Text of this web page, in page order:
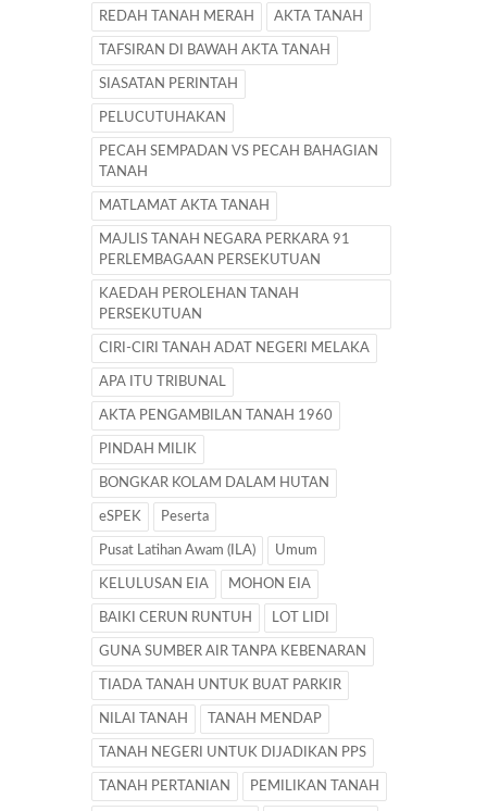
REDAH TANAH MERAH AKTA TANAH
TAFSIRAN DI BAWAH AKTA TANAH
SIASATAN PERINTAH
PELUCUTUHAKAN
PECAH SEMPADAN VS PECAH BAHAGIAN
TANAH
MATLAMAT AKTA TANAH
MAJLIS TANAH NEGARA PERKARA 91
PERLEMBAGAAN PERSEKUTUAN
KAEDAH PEROLEHAN TANAH
PERSEKUTUAN
CIRI-CIRI TANAH ADAT NEGERI MELAKA
APA ITU TRIBUNAL
AKTA PENGAMBILAN TANAH 1960
PINDAH MILIK
BONGKAR KOLAM DALAM HUTAN
eSPEK Peserta
Pusat Latihan Awam (ILA) Umum
KELULUSAN EIA MOHON EIA
BAIKI CERUN RUNTUH LOT LIDI
GUNA SUMBER AIR TANPA KEBENARAN
TIADA TANAH UNTUK BUAT PARKIR
NILAI TANAH TANAH MENDAP
TANAH NEGERI UNTUK DIJADIKAN PPS
TANAH PERTANIAN PEMILIKAN TANAH